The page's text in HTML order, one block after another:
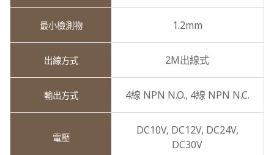
1.2mm
2M出線式
4線 NPN N.O., 4線 NPN N.C.
DC10V, DC12V, DC24V,
DC30V